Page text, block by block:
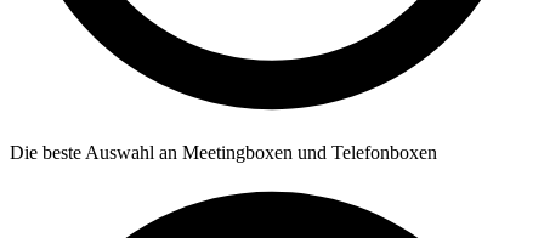
Die beste Auswahl an Meetingboxen und Telefonboxen